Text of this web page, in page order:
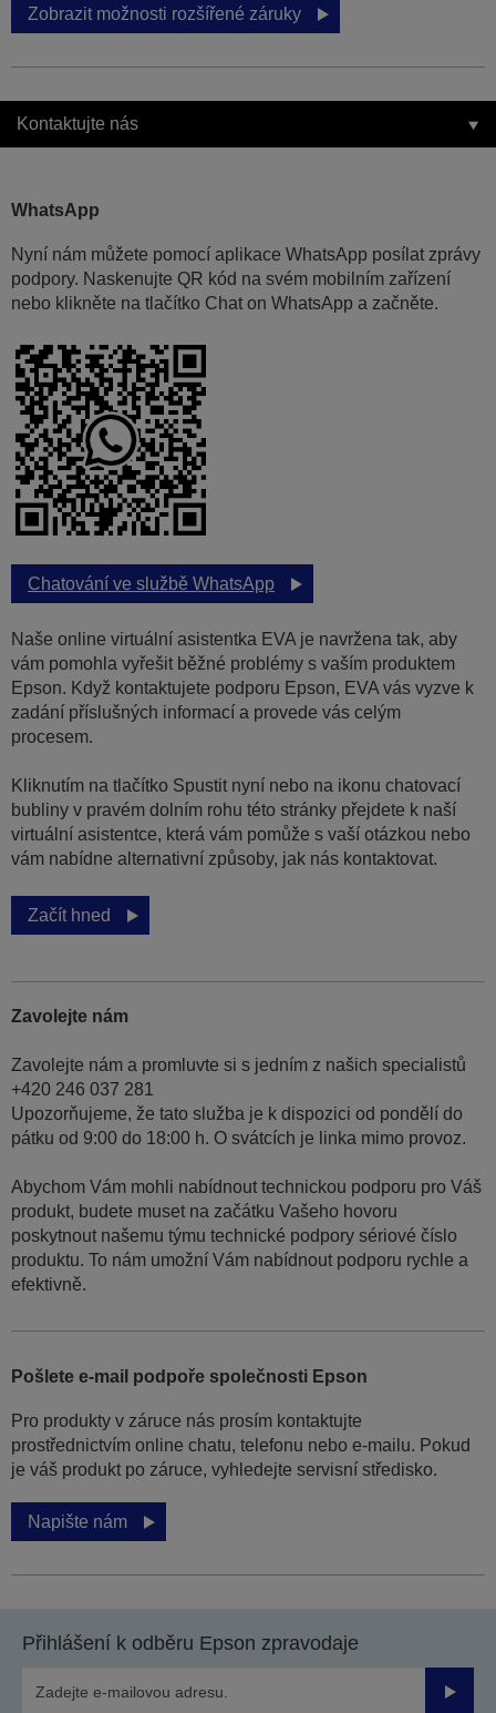
Zobrazit možnosti rozšířené záruky
Kontaktujte nás
WhatsApp
Nyní nám můžete pomocí aplikace WhatsApp posílat zprávy
podpory. Naskenujte QR kód na svém mobilním zařízení
nebo klikněte na tlačítko Chat on WhatsApp a začněte.
Chatování ve službě WhatsApp
Naše online virtuální asistentka EVA je navržena tak, aby
vám pomohla vyřešit běžné problémy s vaším produktem
Epson. Když kontaktujete podporu Epson, EVA vás vyzve k
zadání příslušných informací a provede vás celým
procesem.
Kliknutím na tlačítko Spustit nyní nebo na ikonu chatovací
bubliny v pravém dolním rohu této stránky přejdete k naší
virtuální asistentce, která vám pomůže s vaší otázkou nebo
vám nabídne alternativní způsoby, jak nás kontaktovat.
Začít hned
Zavolejte nám
Zavolejte nám a promluvte si s jedním z našich specialistů
+420 246 037 281
Upozorňujeme, že tato služba je k dispozici od pondělí do
pátku od 9:00 do 18:00 h. O svátcích je linka mimo provoz.
Abychom Vám mohli nabídnout technickou podporu pro Váš
produkt, budete muset na začátku Vašeho hovoru
poskytnout našemu týmu technické podpory sériové číslo
produktu. To nám umožní Vám nabídnout podporu rychle a
efektivně.
Pošlete e-mail podpoře společnosti Epson
Pro produkty v záruce nás prosím kontaktujte
prostřednictvím online chatu, telefonu nebo e-mailu. Pokud
je váš produkt po záruce, vyhledejte servisní středisko.
Napište nám
Přihlášení k odběru Epson zpravodaje